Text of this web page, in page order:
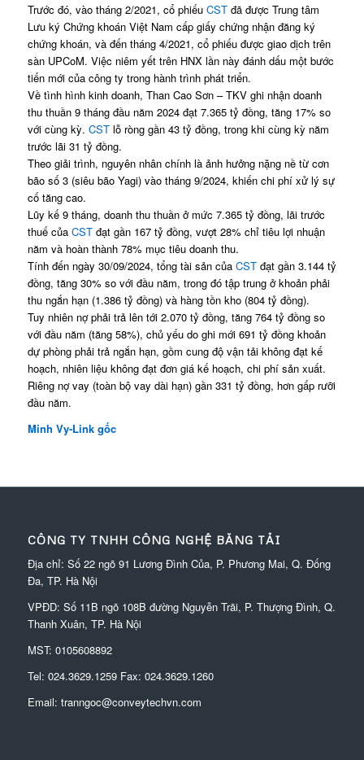
Trước đó, vào tháng 2/2021, cổ phiếu CSTđã được Trung tâm
Lưu ký Chứng khoán Việt Nam cấp giấy chứng nhận đăng ký
chứng khoán, và đến tháng 4/2021, cổ phiếu được giao dịch trên
sàn UPCoM. Việc niêm yết trên HNX lần này đánh dấu một bước
tiến mới của công ty trong hành trình phát triển.
Về tình hình kinh doanh, Than Cao Sơn – TKV ghi nhận doanh
thu thuần 9 tháng đầu năm 2024 đạt 7.365 tỷ đồng, tăng 17% so
với cùng kỳ. CSTlỗ ròng gần 43 tỷ đồng, trong khi cùng kỳ năm
trước lãi 31 tỷ đồng.
Theo giải trình, nguyên nhân chính là ảnh hưởng nặng nề từ cơn
bão số 3 (siêu bão Yagi) vào tháng 9/2024, khiến chi phí xử lý sự
cố tăng cao.
Lũy kế 9 tháng, doanh thu thuần ở mức 7.365 tỷ đồng, lãi trước
thuế của CSTđạt gần 167 tỷ đồng, vượt 28% chỉ tiêu lợi nhuận
năm và hoàn thành 78% mục tiêu doanh thu.
Tính đến ngày 30/09/2024, tổng tài sản của CSTđạt gần 3.144 tỷ
đồng, tăng 30% so với đầu năm, trong đó tập trung ở khoản phải
thu ngắn hạn (1.386 tỷ đồng) và hàng tồn kho (804 tỷ đồng).
Tuy nhiên nợ phải trả lên tới 2.070 tỷ đồng, tăng 764 tỷ đồng so
với đầu năm (tăng 58%), chủ yếu do ghi mới 691 tỷ đồng khoản
dự phòng phải trả ngắn hạn, gồm cung độ vận tải không đạt kế
hoạch, nhiên liệu không đạt đơn giá kế hoạch, chi phí sản xuất.
Riêng nợ vay (toàn bộ vay dài hạn) gần 331 tỷ đồng, hơn gấp rưỡi
đầu năm.
Minh Vy-Link gốc
CÔNG TY TNHH CÔNG NGHỆ BĂNG TẢI
Địa chỉ: Số 22 ngõ 91 Lương Đình Của, P. Phương Mai, Q. Đống
Đa, TP. Hà Nội
VPĐD: Số 11B ngõ 108B đường Nguyễn Trãi, P. Thượng Đình, Q.
Thanh Xuân, TP. Hà Nội
MST: 0105608892
Tel: 024.3629.1259Fax: 024.3629.1260
Email: tranngoc@conveytechvn.com